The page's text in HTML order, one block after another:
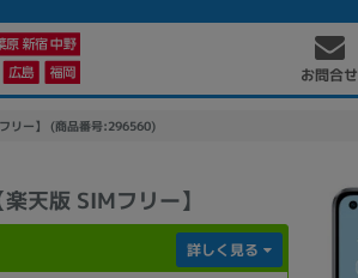
お問合せ
リー】 (商品番号:296560)
天版 SIMフリー】
詳しく見る